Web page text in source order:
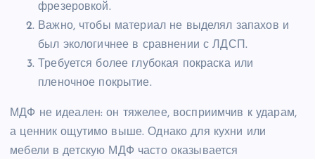
фрезеровкой.
Важно, чтобы материал не выделял запахов и
был экологичнее в сравнении с ЛДСП.
Требуется более глубокая покраска или
пленочное покрытие.
МДФ не идеален: он тяжелее, восприимчив к ударам,
а ценник ощутимо выше. Однако для кухни или
мебели в детскую МДФ часто оказывается